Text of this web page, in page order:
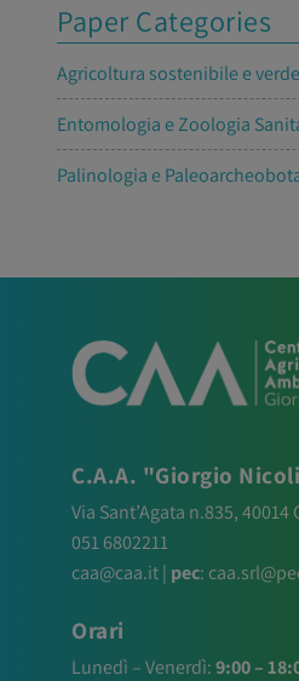
Paper Categories
Agricoltura sostenibile e
Entomologia e Zoologia
Palinologia e
C.A.A. "Giorgio
Via Sant’Agata n.835,40014
051 6802211
caa@caa.it| pec:
Orari
Lunedì – Venerdì:9:00 –